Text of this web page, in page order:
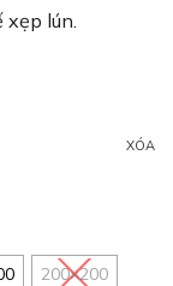
xẹp lún.
200×200
XÓA